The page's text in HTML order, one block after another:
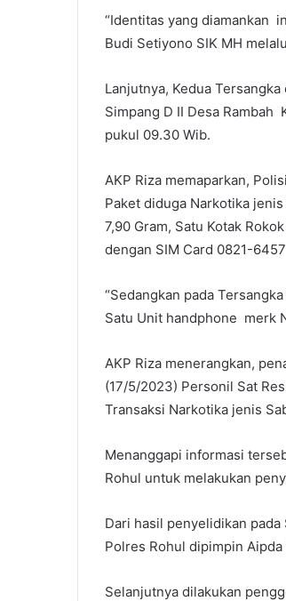
“Identitas yang diamankan
Budi Setiyono SIK MH
Lanjutnya, Kedua
Simpang D II Desa Rambah
pukul 09.30 Wib.
AKP Riza memaparkan,
Paket diduga Narkotika
7,90 Gram, Satu Kotak
dengan SIM Card 0821-
“Sedangkan pada
Satu Unit handphone merk
AKP Riza menerangkan,
(17/5/2023) Personil Sat
Transaksi Narkotika jenis
Menanggapi informasi
Rohul untuk melakukan
Dari hasil penyelidikan
Polres Rohul dipimpin
Selanjutnya dilakukan